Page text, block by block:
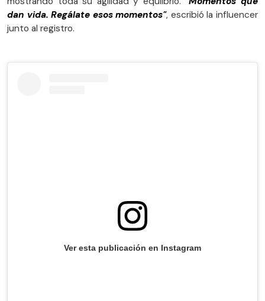
dan vida. Regálate esos momentos", escribió la influencer
junto al registro.
Ver esta publicación en Instagram